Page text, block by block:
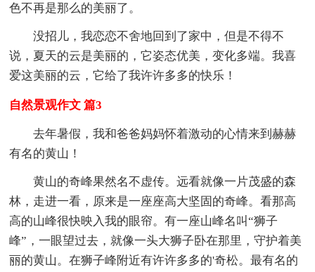
色不再是那么的美丽了。
没招儿，我恋恋不舍地回到了家中，但是不得不
说，夏天的云是美丽的，它姿态优美，变化多端。我喜
爱这美丽的云，它给了我许许多多的快乐！
自然景观作文 篇3
去年暑假，我和爸爸妈妈怀着激动的心情来到赫赫
有名的黄山！
黄山的奇峰果然名不虚传。远看就像一片茂盛的森
林，走进一看，原来是一座座高大坚固的奇峰。看那高
高的山峰很快映入我的眼帘。有一座山峰名叫“狮子
峰”，一眼望过去，就像一头大狮子卧在那里，守护着美
丽的黄山。在狮子峰附近有许许多多的'奇松。最有名的